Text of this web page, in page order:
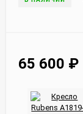
65 600 ₽